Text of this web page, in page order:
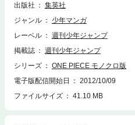
出版社
集英社
ジャンル
少年マンガ
レーベル
週刊少年ジャンプ
掲載誌
週刊少年ジャンプ
シリーズ
ONE PIECE モノクロ版
電子版配信開始日
2012/10/09
ファイルサイズ
41.10 MB